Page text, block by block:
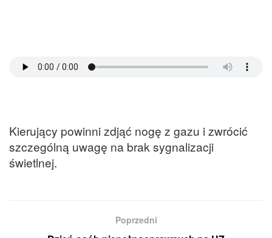
Kierujący powinni zdjąć nogę z gazu i zwrócić
szczególną uwagę na brak sygnalizacji
świetlnej.
Poprzedni